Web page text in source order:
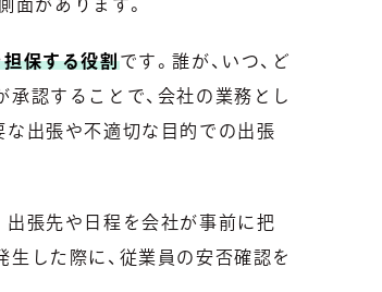
面があります。
保する役割です。誰が、いつ、ど
認することで、会社の業務とし
な出張や不適切な目的での出張
出張先や日程を会社が事前に把
した際に、従業員の安否確認を